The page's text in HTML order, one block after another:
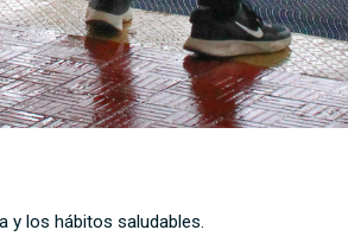
y los hábitos saludables.